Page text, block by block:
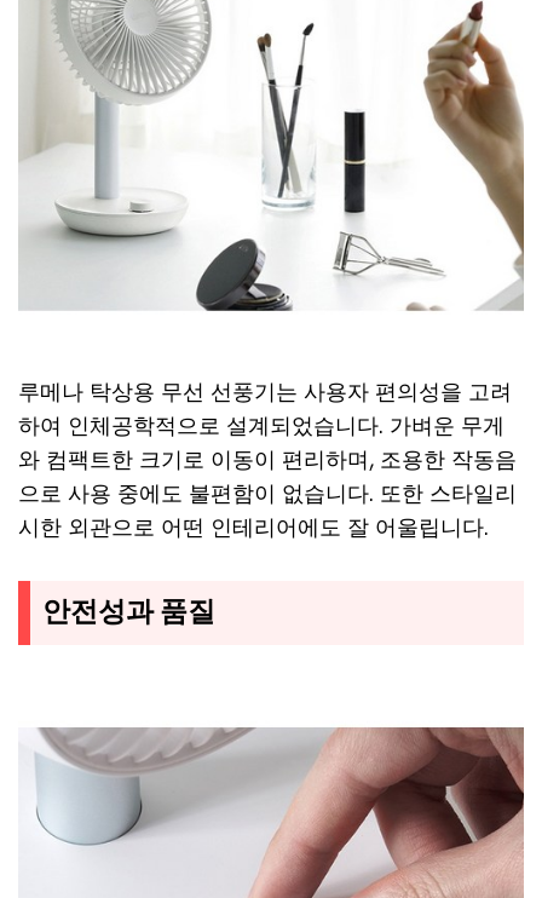
루메나 탁상용 무선 선풍기는 사용자 편의성을 고려
하여 인체공학적으로 설계되었습니다. 가벼운 무게
와 컴팩트한 크기로 이동이 편리하며, 조용한 작동음
으로 사용 중에도 불편함이 없습니다. 또한 스타일리
시한 외관으로 어떤 인테리어에도 잘 어울립니다.
안전성과 품질